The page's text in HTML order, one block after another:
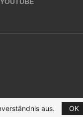
YOUTUBE
aus. OK